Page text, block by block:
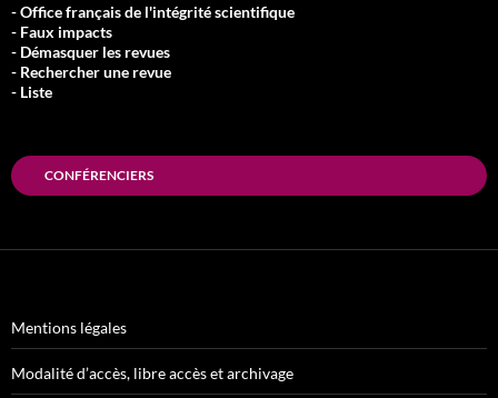
- Office français de l'intégrité scientifique
- Faux impacts
- Démasquer les revues
- Rechercher une revue
- Liste
CONFÉRENCIERS
Mentions légales
Modalité d’accès, libre accès et archivage